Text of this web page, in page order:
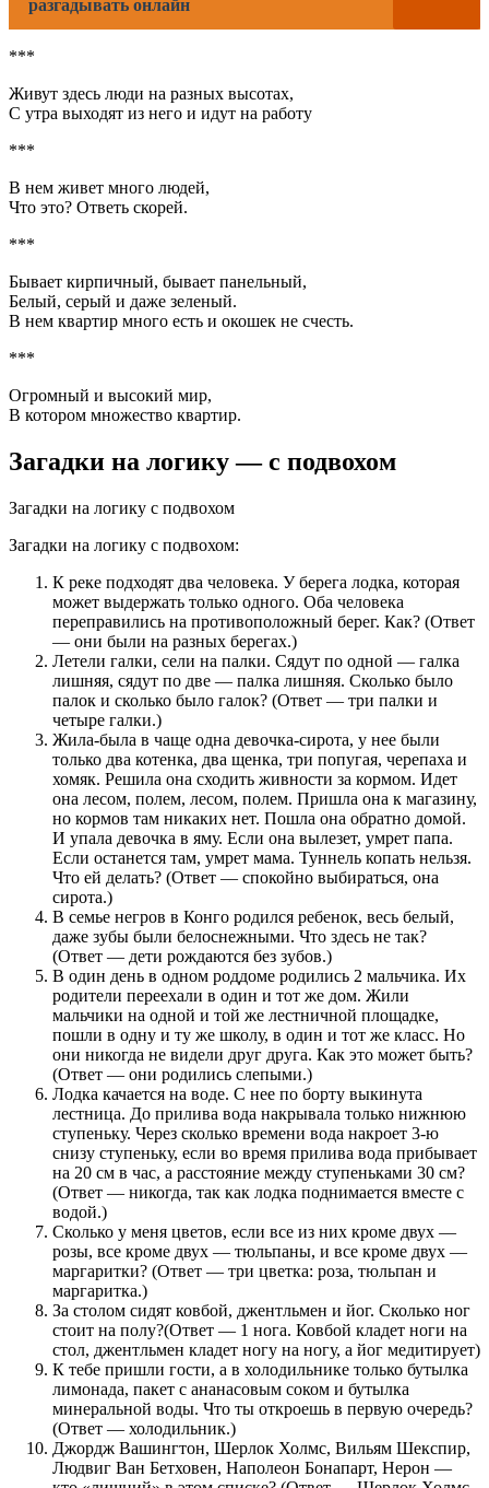
разгадывать онлайн
***
Живут здесь люди на разных высотах,
С утра выходят из него и идут на работу
***
В нем живет много людей,
Что это? Ответь скорей.
***
Бывает кирпичный, бывает панельный,
Белый, серый и даже зеленый.
В нем квартир много есть и окошек не счесть.
***
Огромный и высокий мир,
В котором множество квартир.
Загадки на логику — с подвохом
Загадки на логику с подвохом
Загадки на логику с подвохом:
К реке подходят два человека. У берега лодка, которая
может выдержать только одного. Оба человека
переправились на противоположный берег. Как? (Ответ
— они были на разных берегах.)
Летели галки, сели на палки. Сядут по одной — галка
лишняя, сядут по две — палка лишняя. Сколько было
палок и сколько было галок? (Ответ — три палки и
четыре галки.)
Жила-была в чаще одна девочка-сирота, у нее были
только два котенка, два щенка, три попугая, черепаха и
хомяк. Решила она сходить живности за кормом. Идет
она лесом, полем, лесом, полем. Пришла она к магазину,
но кормов там никаких нет. Пошла она обратно домой.
И упала девочка в яму. Если она вылезет, умрет папа.
Если останется там, умрет мама. Туннель копать нельзя.
Что ей делать? (Ответ — спокойно выбираться, она
сирота.)
В семье негров в Конго родился ребенок, весь белый,
даже зубы были белоснежными. Что здесь не так?
(Ответ — дети рождаются без зубов.)
В один день в одном роддоме родились 2 мальчика. Их
родители переехали в один и тот же дом. Жили
мальчики на одной и той же лестничной площадке,
пошли в одну и ту же школу, в один и тот же класс. Но
они никогда не видели друг друга. Как это может быть?
(Ответ — они родились слепыми.)
Лодка качается на воде. С нее по борту выкинута
лестница. До прилива вода накрывала только нижнюю
ступеньку. Через сколько времени вода накроет 3-ю
снизу ступеньку, если во время прилива вода прибывает
на 20 см в час, а расстояние между ступеньками 30 см?
(Ответ — никогда, так как лодка поднимается вместе с
водой.)
Сколько у меня цветов, если все из них кроме двух —
розы, все кроме двух — тюльпаны, и все кроме двух —
маргаритки? (Ответ — три цветка: роза, тюльпан и
маргаритка.)
За столом сидят ковбой, джентльмен и йог. Сколько ног
стоит на полу?(Ответ — 1 нога. Ковбой кладет ноги на
стол, джентльмен кладет ногу на ногу, а йог медитирует)
К тебе пришли гости, а в холодильнике только бутылка
лимонада, пакет с ананасовым соком и бутылка
минеральной воды. Что ты откроешь в первую очередь?
(Ответ — холодильник.)
Джордж Вашингтон, Шерлок Холмс, Вильям Шекспир,
Людвиг Ван Бетховен, Наполеон Бонапарт, Нерон —